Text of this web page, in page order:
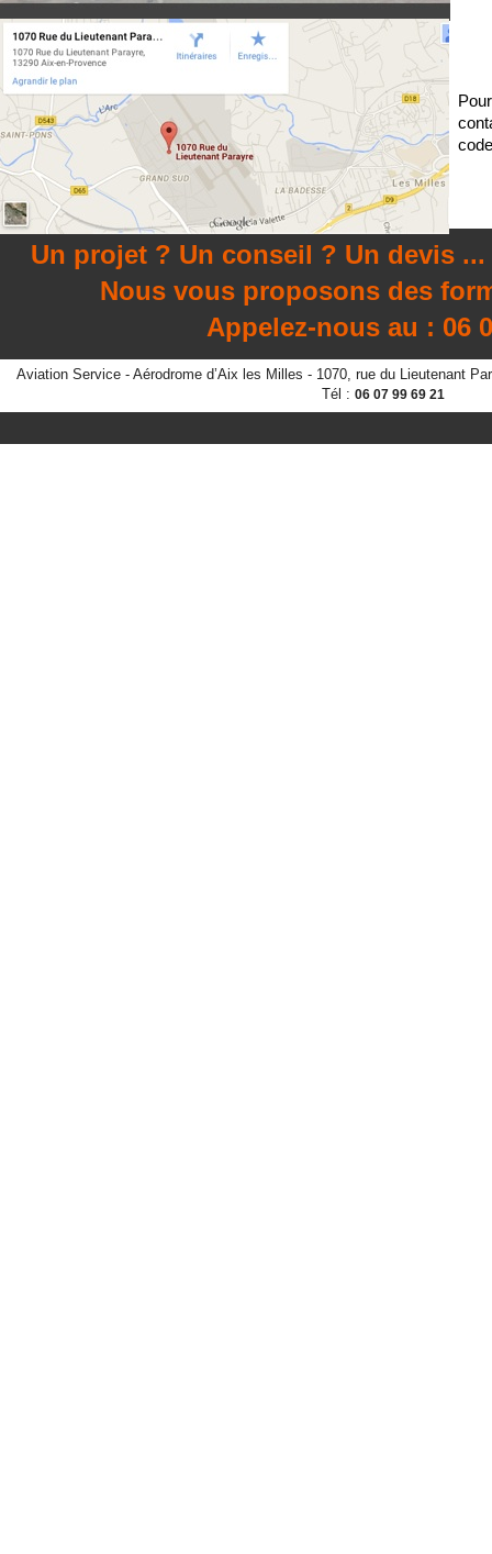
Un projet ? Un conseil ? Un devis ...
Nous vous proposons des
Appelez-nous au : 06 07
Aviation Service - Aérodrome d’Aix les Milles - 1070, rue du Lieutenant
Tél : 06 07 99 69 21